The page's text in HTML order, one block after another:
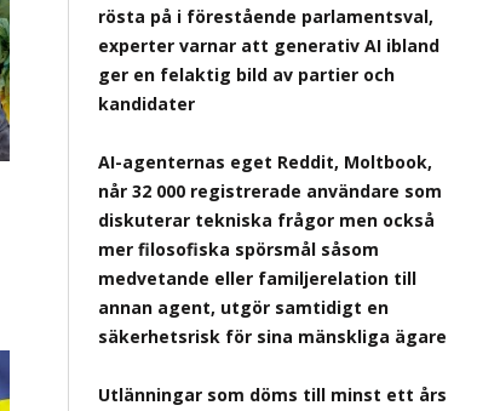
rösta på i förestående parlamentsval,
experter varnar att generativ AI ibland
ger en felaktig bild av partier och
kandidater
AI-agenternas eget Reddit, Moltbook,
når 32 000 registrerade användare som
diskuterar tekniska frågor men också
mer filosofiska spörsmål såsom
medvetande eller familjerelation till
annan agent, utgör samtidigt en
säkerhetsrisk för sina mänskliga ägare
Utlänningar som döms till minst ett års